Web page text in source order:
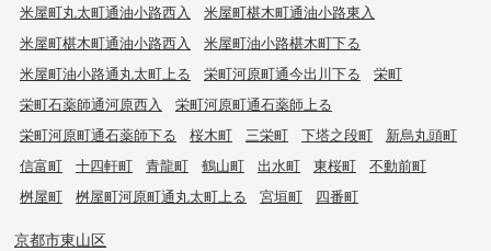
米屋町丸太町通油小路西入
米屋町椹木町通油小路東入
米屋町椹木町通油小路西入
米屋町油小路椹木町下る
米屋町油小路通丸太町上る
栄町河原町通今出川下る
栄町
栄町石薬師通河原西入
栄町河原町通石薬師上る
栄町河原町通石薬師下る
桜木町 三栄町 下塔之段町
新烏丸頭町
信富町
十四軒町 青龍町 鶴山町 出水町 東桜町
不動前町
桝屋町
桝屋町河原町通丸太町上る 宮垣町 四番町
京都市東山区